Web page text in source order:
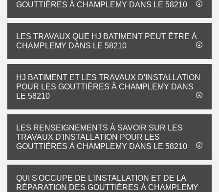
GOUTTIÈRES À CHAMPLEMY DANS LE 58210
LES TRAVAUX QUE HJ BATIMENT PEUT ÊTRE À
CHAMPLEMY DANS LE 58210
HJ BATIMENT ET LES TRAVAUX D'INSTALLATION
POUR LES GOUTTIÈRES À CHAMPLEMY DANS
LE 58210
LES RENSEIGNEMENTS À SAVOIR SUR LES
TRAVAUX D'INSTALLATION POUR LES
GOUTTIÈRES À CHAMPLEMY DANS LE 58210
QUI S'OCCUPE DE L'INSTALLATION ET DE LA
RÉPARATION DES GOUTTIÈRES À CHAMPLEMY